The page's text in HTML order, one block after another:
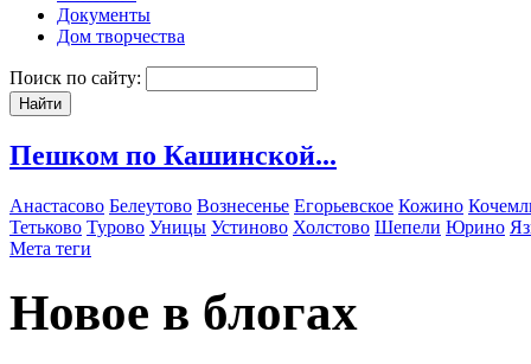
Документы
Дом творчества
Поиск по сайту:
Пешком по Кашинской...
Анастасово Белеутово Вознесенье Егорьевское Кожино
Тетьково Турово Уницы Устиново Холстово Шепели Юрино
Мета теги
Новое в блогах